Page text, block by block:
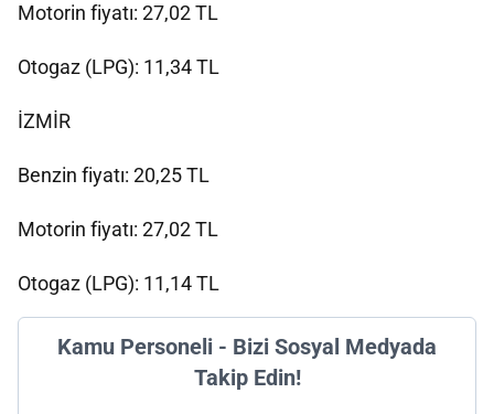
Motorin fiyatı: 27,02 TL
Otogaz (LPG): 11,34 TL
İZMİR
Benzin fiyatı: 20,25 TL
Motorin fiyatı: 27,02 TL
Otogaz (LPG): 11,14 TL
Kamu Personeli - Bizi Sosyal Medyada
Takip Edin!